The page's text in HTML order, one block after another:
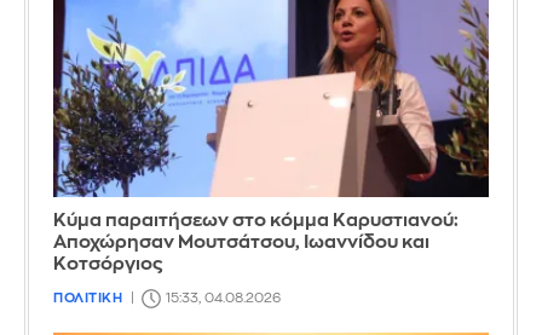
Κύμα παραιτήσεων στο κόμμα Καρυστιανού:
Αποχώρησαν Μουτσάτσου, Ιωαννίδου και
Κοτσόργιος
ΠΟΛΙΤΙΚΗ 15:33, 04.08.2026